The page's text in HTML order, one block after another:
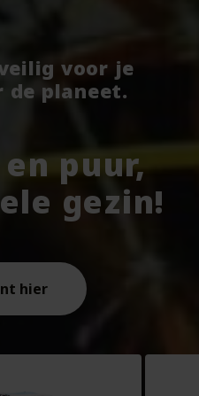
voor je
de planeet.
puur,
gezin!
hier